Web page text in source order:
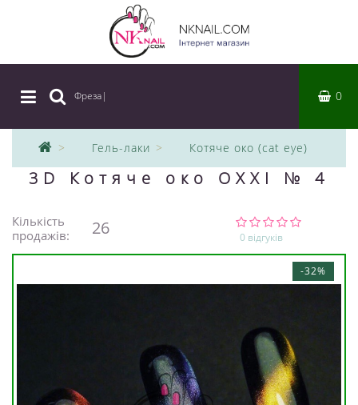
Фреза| 0
Гель-лаки Котяче око (cat eye)
3D Котяче око OXXI № 4
Кількість
продажів:
26 0 відгуків
-32%